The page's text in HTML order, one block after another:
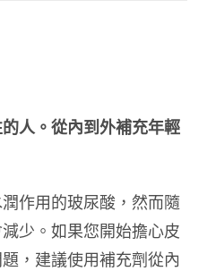
人。從內到外補充年輕
作用的玻尿酸，然而隨
少。如果您開始擔心皮
，建議使用補充劑從內